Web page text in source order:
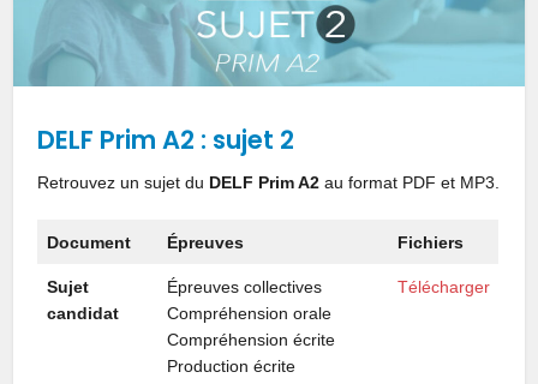
DELF Prim A2 : sujet 2
Retrouvez un sujet du DELF Prim A2 au format PDF et MP3.
Document Épreuves Fichiers
Sujet
candidat
Épreuves collectives
Compréhension orale
Compréhension écrite
Production écrite
Télécharger